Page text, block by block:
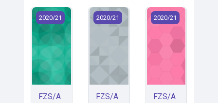
FZS/ANEZ - Anatomie (2020)
2020/21
FZS/A
FZS/ANTT - Anatomie (2020)
2020/21
FZS/A
FZS/AP1 - Ošetř.
2020/21
FZS/A